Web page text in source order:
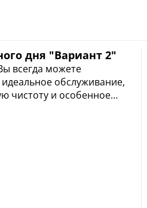
дня "Вариант 2"
всегда можете
обслуживание,
чистоту и особенное